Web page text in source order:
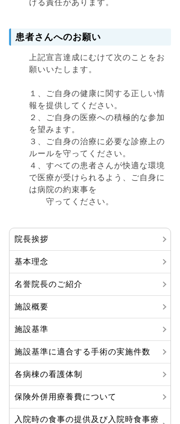
ける責任があります。
患者さんへのお願い
上記宣言達成にむけて次のことをお
願いいたします。
１、ご自身の健康に関する正しい情
報を提供してください。
２、ご自身の医療への積極的な参加
を望みます。
３、ご自身の治療に必要な診療上の
ルールを守ってください。
４、すべての患者さんが快適な環境
で医療が受けられるよう、ご自身に
は病院の約束事を
守ってください。
院長挨拶
基本理念
名誉院長のご紹介
施設概要
施設基準
施設基準に適合する手術の実施件数
各病棟の看護体制
保険外併用療養費について
入院時の食事の提供及び入院時食事療